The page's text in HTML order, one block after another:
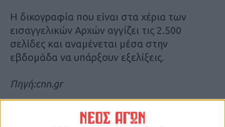
Η δικογραφία που είναι στα χέρια των
εισαγγελικών Αρχών αγγίζει τις 2.500
σελίδες και αναμένεται μέσα στην
εβδομάδα να υπάρξουν εξελίξεις.
Πηγή:cnn.gr
Τελευταίες Ειδήσεις Σήμερα